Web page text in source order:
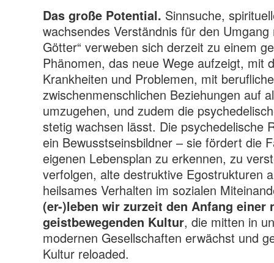
Das große Potential. Sinnsuche,
wachsendes Verständnis für den
Götter“ verweben sich derzeit zu einem
Phänomen, das neue Wege aufzeigt, mit
Krankheiten und Problemen, mit
zwischenmenschlichen Beziehungen auf
umzugehen, und zudem die
stetig wachsen lässt. Die psychedelische
ein Bewusstseinsbildner – sie fördert die
eigenen Lebensplan zu erkennen, zu
verfolgen, alte destruktive Egostrukturen
heilsames Verhalten im sozialen
(er-)leben wir zurzeit den Anfang einer
geistbewegenden Kultur, die mitten in
modernen Gesellschaften erwächst und
Kultur reloaded.